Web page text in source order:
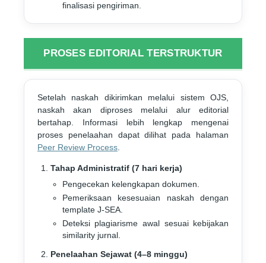
finalisasi pengiriman.
PROSES EDITORIAL TERSTRUKTUR
Setelah naskah dikirimkan melalui sistem OJS,
naskah akan diproses melalui alur editorial
bertahap. Informasi lebih lengkap mengenai
proses penelaahan dapat dilihat pada halaman
Peer Review Process.
Tahap Administratif (7 hari kerja)
Pengecekan kelengkapan dokumen.
Pemeriksaan kesesuaian naskah dengan
template J-SEA.
Deteksi plagiarisme awal sesuai kebijakan
similarity jurnal.
Penelaahan Sejawat (4–8 minggu)